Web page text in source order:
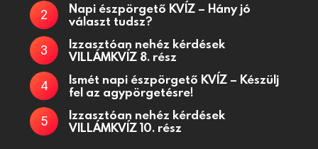
Napi észpörgető KVÍZ – Hány jó
választ tudsz?
Izzasztóan nehéz kérdések
VILLÁMKVÍZ 8. rész
Ismét napi észpörgető KVÍZ – Készülj
fel az agypörgetésre!
Izzasztóan nehéz kérdések
VILLÁMKVÍZ 10. rész